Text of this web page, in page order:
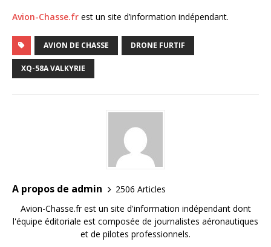
Avion-Chasse.fr est un site d’information indépendant.
AVION DE CHASSE DRONE FURTIF
XQ-58A VALKYRIE
A propos de admin
2506 Articles
Avion-Chasse.fr est un site d'information indépendant dont
l'équipe éditoriale est composée de journalistes aéronautiques
et de pilotes professionnels.